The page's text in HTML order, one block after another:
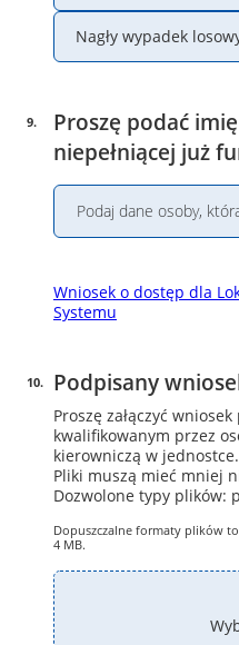
Nagły wypadek
9.
Proszę podać
niepełniącej już
Wniosek o dostęp dla
Systemu
10. Podpisany
Proszę załączyć
kwalifikowanym przez
kierowniczą w jednostce.
Pliki muszą mieć mniej
Dozwolone typy plików:
Dopuszczalne formaty plików
4 MB.